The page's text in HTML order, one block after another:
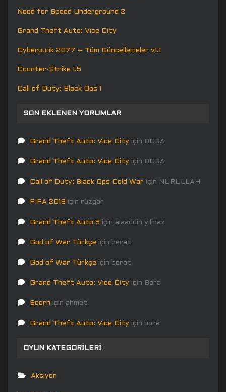
Need for Speed Underground 2
Grand Theft Auto: Vice City
Cyberpunk 2077 + Tüm Güncellemeler v1.1
Counter-Strike 1.5
Call of Duty: Black Ops 1
SON EKLENEN YORUMLAR
Grand Theft Auto: Vice City için BORA
Grand Theft Auto: Vice City için BORA
Call of Duty: Black Ops Cold War için NURULLAH
FIFA 2019 için rüzgar
Grand Theft Auto 5 için alaaddin yılmaz
God of War Türkçe için berat
God of War Türkçe için berat
Grand Theft Auto: Vice City için Bora
Scorn için ahmet
Grand Theft Auto: Vice City için bora
OYUN KATEGORILERI
Aksiyon